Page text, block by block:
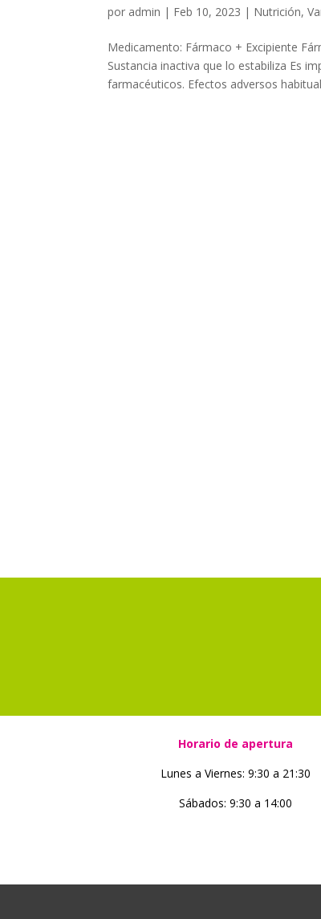
por admin | Feb 10, 2023 | Nutrición,
Medicamento: Fármaco + Excipiente
Sustancia inactiva que lo estabiliza Es
farmacéuticos. Efectos adversos
Horario de apertura
Lunes a Viernes: 9:30 a 21:30
Sábados: 9:30 a 14:00